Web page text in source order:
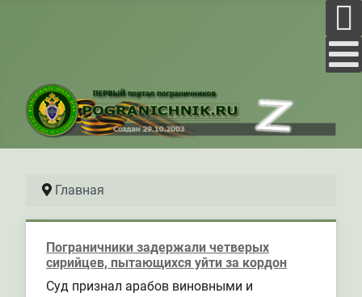
Главная
Пограничники задержали четверых
сирийцев, пытающихся уйти за кордон
Суд признал арабов виновными и